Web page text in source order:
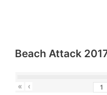
Beach Attack
« ‹